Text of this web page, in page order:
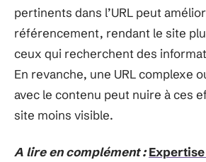
pertinents dans l’URL peut
référencement, rendant le site
ceux qui recherchent des
En revanche, une URL complexe
avec le contenu peut nuire à ces
site moins visible.
A lire en complément : Expertise